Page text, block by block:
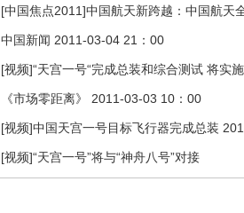
[中国焦点2011]中国航天新跨越：中国航天
中国新闻 2011-03-04 21：00
[视频]“天宫一号“完成总装和综合测试 将实
《市场零距离》 2011-03-03 10：00
[视频]中国天宫一号目标飞行器完成总装
[视频]“天宫一号”将与“神舟八号”对接